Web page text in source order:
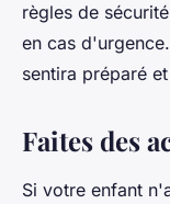
règles de
en cas
sentira préparé
Faites des
Si votre enfant